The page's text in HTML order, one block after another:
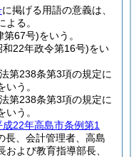
に掲げる用語の意義は、
よる。
第67号)をいう。
和22年政令第16号)をい
第238条第3項の規定に
う。
第238条第3項の規定に
う。
成22年高島市条例第1
長、会計管理者、高島
よび教育指導部長、